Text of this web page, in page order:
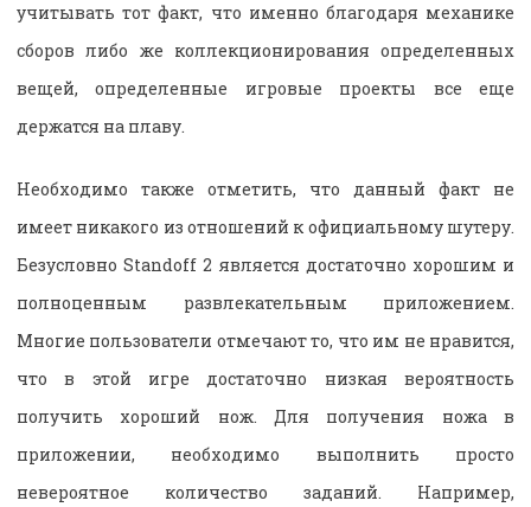
учитывать тот факт, что именно благодаря механике
сборов либо же коллекционирования определенных
вещей, определенные игровые проекты все еще
держатся на плаву.
Необходимо также отметить, что данный факт не
имеет никакого из отношений к официальному шутеру.
Безусловно Standoff 2 является достаточно хорошим и
полноценным развлекательным приложением.
Многие пользователи отмечают то, что им не нравится,
что в этой игре достаточно низкая вероятность
получить хороший нож. Для получения ножа в
приложении, необходимо выполнить просто
невероятное количество заданий. Например,